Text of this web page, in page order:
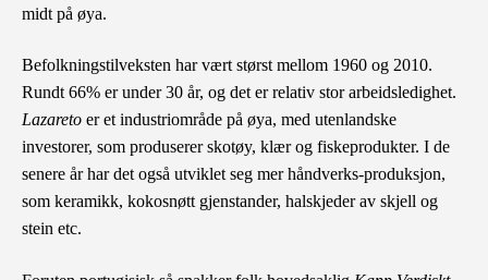
midt på øya.
Befolkningstilveksten har vært størst mellom 1960 og 2010.
Rundt 66% er under 30 år, og det er relativ stor arbeidsledighet.
Lazareto er et industriområde på øya, med utenlandske
investorer, som produserer skotøy, klær og fiskeprodukter. I de
senere år har det også utviklet seg mer håndverks-produksjon,
som keramikk, kokosnøtt gjenstander, halskjeder av skjell og
stein etc.